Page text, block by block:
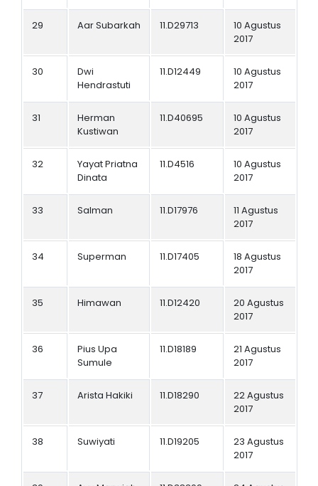
29 Aar Subarkah 11.D29713
10 Agustus
2017
30
Dwi
Hendrastuti
11.D12449
10 Agustus
2017
31
Herman
Kustiwan
11.D40695
10 Agustus
2017
32
Yayat Priatna
Dinata
11.D4516
10 Agustus
2017
33 Salman 11.D17976
11 Agustus
2017
34 Superman 11.D17405
18 Agustus
2017
35 Himawan 11.D12420
20 Agustus
2017
36
Pius Upa
Sumule
11.D18189
21 Agustus
2017
37 Arista Hakiki 11.D18290
22 Agustus
2017
38 Suwiyati 11.D19205
23 Agustus
2017